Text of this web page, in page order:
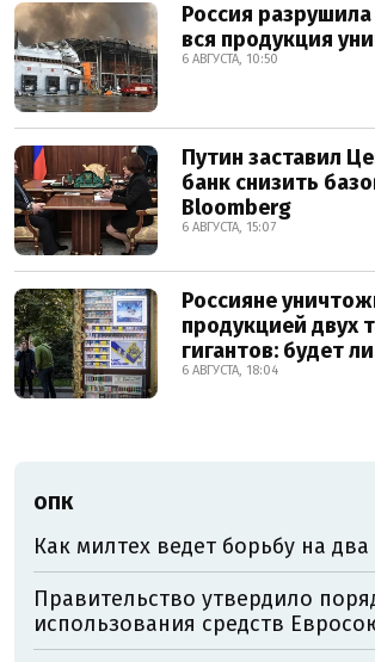
Россия
вся продукция
6 АВГУСТА, 10:50
Путин заставил
банк снизить
Bloomberg
6 АВГУСТА, 15:07
Россияне
продукцией двух
гигантов: будет
6 АВГУСТА, 18:04
ОПК
Как милтех ведет борьбу на
Правительство утвердило
использования средств